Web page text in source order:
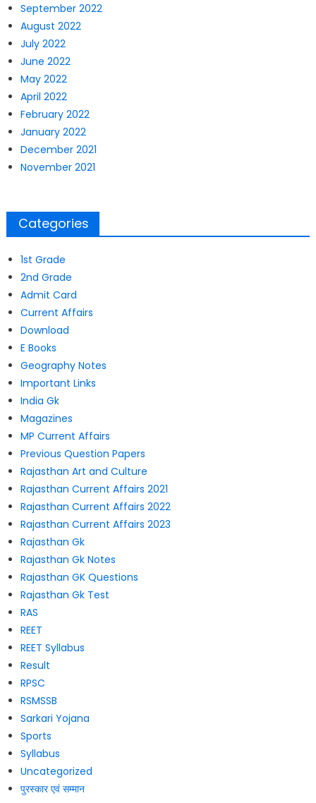
September 2022
August 2022
July 2022
June 2022
May 2022
April 2022
February 2022
January 2022
December 2021
November 2021
Categories
1st Grade
2nd Grade
Admit Card
Current Affairs
Download
E Books
Geography Notes
Important Links
India Gk
Magazines
MP Current Affairs
Previous Question Papers
Rajasthan Art and Culture
Rajasthan Current Affairs 2021
Rajasthan Current Affairs 2022
Rajasthan Current Affairs 2023
Rajasthan Gk
Rajasthan Gk Notes
Rajasthan GK Questions
Rajasthan Gk Test
RAS
REET
REET Syllabus
Result
RPSC
RSMSSB
Sarkari Yojana
Sports
Syllabus
Uncategorized
पुरस्कार एवं सम्मान